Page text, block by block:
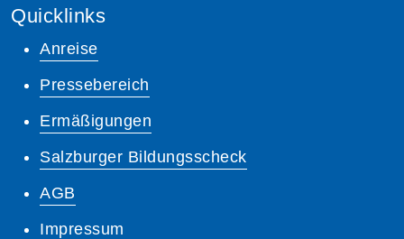
Quicklinks
Anreise
Pressebereich
Ermäßigungen
Salzburger Bildungsscheck
AGB
Impressum